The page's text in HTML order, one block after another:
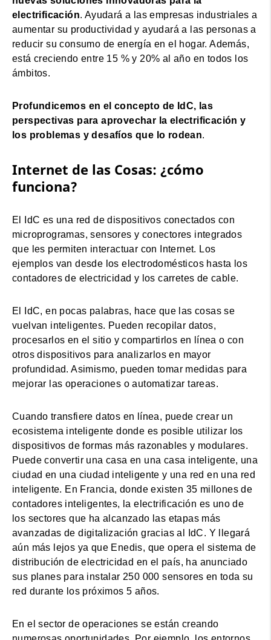
electrificación. Ayudará a las empresas industriales a
aumentar su productividad y ayudará a las personas a
reducir su consumo de energía en el hogar. Además,
está creciendo entre 15 % y 20% al año en todos los
ámbitos.
Profundicemos en el concepto de IdC, las
perspectivas para aprovechar la electrificación y
los problemas y desafíos que lo rodean.
Internet de las Cosas: ¿cómo
funciona?
El IdC es una red de dispositivos conectados con
microprogramas, sensores y conectores integrados
que les permiten interactuar con Internet. Los
ejemplos van desde los electrodomésticos hasta los
contadores de electricidad y los carretes de cable.
El IdC, en pocas palabras, hace que las cosas se
vuelvan inteligentes. Pueden recopilar datos,
procesarlos en el sitio y compartirlos en línea o con
otros dispositivos para analizarlos en mayor
profundidad. Asimismo, pueden tomar medidas para
mejorar las operaciones o automatizar tareas.
Cuando transfiere datos en línea, puede crear un
ecosistema inteligente donde es posible utilizar los
dispositivos de formas más razonables y modulares.
Puede convertir una casa en una casa inteligente, una
ciudad en una ciudad inteligente y una red en una red
inteligente. En Francia, donde existen 35 millones de
contadores inteligentes, la electrificación es uno de
los sectores que ha alcanzado las etapas más
avanzadas de digitalización gracias al IdC. Y llegará
aún más lejos ya que Enedis, que opera el sistema de
distribución de electricidad en el país, ha anunciado
sus planes para instalar 250 000 sensores en toda su
red durante los próximos 5 años.
En el sector de operaciones se están creando